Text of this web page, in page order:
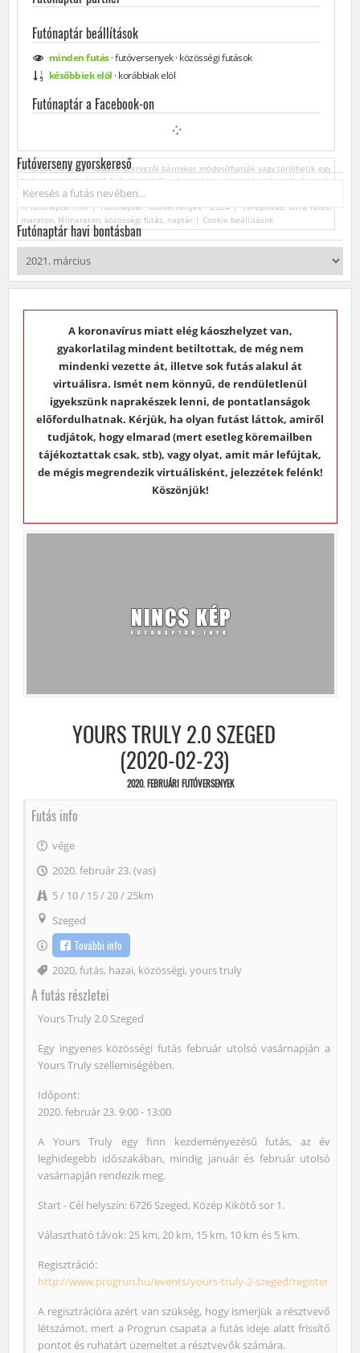
Futónaptár beállítások
mindenfutás·futóversenyek·közösségifutások
későbbiek elöl ·korábbiak elöl
Futónaptár a Facebook-on
A futóversenyek / futások szervezői bármikor módosíthatják vagy törölhetik egy
futóverseny / futás kiírását. Az ebből származó esetleges károkért a futónaptár
üzemeltetője felelősséget nem vállal.
© futonaptar.info | Futónaptár, futóversenyek - 2024 | Terepfutás, ultra futás,
maraton, félmaraton, közösségi futás, naptár | Cookie beállítások
Futóverseny gyorskereső
Keresés...
Futónaptár havi bontásban
A koronavírus miatt elég káoszhelyzet van,
gyakorlatilag mindent betiltottak, de még nem
mindenki vezette át, illetve sok futás alakul át
virtuálisra. Ismét nem könnyű, de rendületlenül
igyekszünk naprakészek lenni, de pontatlanságok
előfordulhatnak. Kérjük, ha olyan futást láttok, amiről
tudjátok, hogy elmarad (mert esetleg köremailben
tájékoztattak csak, stb), vagy olyat, amit már lefújtak,
de mégis megrendezik virtuálisként, jelezzétek felénk!
Köszönjük!
YOURS TRULY 2.0 SZEGED
(2020-02-23)
2020. FEBRUÁRI FUTÓVERSENYEK
Futás info
vége
2020. február 23. (vas)
5 / 10 / 15 / 20 / 25km
Szeged
További info
Címke
2020, futás, hazai, közösségi, yours truly
A futás részletei
Yours Truly 2.0 Szeged
Egy ingyenes közösségi futás február utolsó vasárnapján a
Yours Truly szellemiségében.
Időpont:
2020. február 23. 9:00 - 13:00
A Yours Truly egy finn kezdeményezésű futás, az év
leghidegebb időszakában, mindig január és február utolsó
vasárnapján rendezik meg.
Start - Cél helyszín: 6726 Szeged, Közép Kikötő sor 1.
Választható távok: 25 km, 20 km, 15 km, 10 km és 5 km.
Regisztráció:
http://www.progrun.hu/events/yours-truly-2-szeged/register
A regisztrációra azért van szükség, hogy ismerjük a résztvevő
létszámot, mert a Progrun csapata a futás ideje alatt frissítő
pontot és ruhatárt üzemeltet a résztvevők számára.